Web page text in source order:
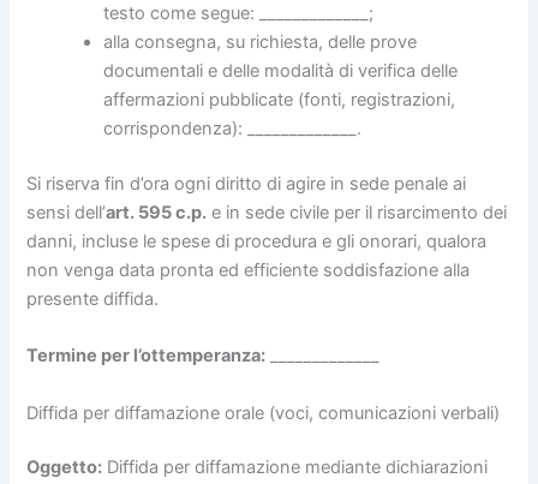
testo come segue: _____________;
alla consegna, su richiesta, delle prove
documentali e delle modalità di verifica delle
affermazioni pubblicate (fonti, registrazioni,
corrispondenza): _____________.
Si riserva fin d’ora ogni diritto di agire in sede penale ai
sensi dell’art. 595 c.p. e in sede civile per il risarcimento dei
danni, incluse le spese di procedura e gli onorari, qualora
non venga data pronta ed efficiente soddisfazione alla
presente diffida.
Termine per l’ottemperanza:
Diffida per diffamazione orale (voci, comunicazioni verbali)
Oggetto: Diffida per diffamazione mediante dichiarazioni